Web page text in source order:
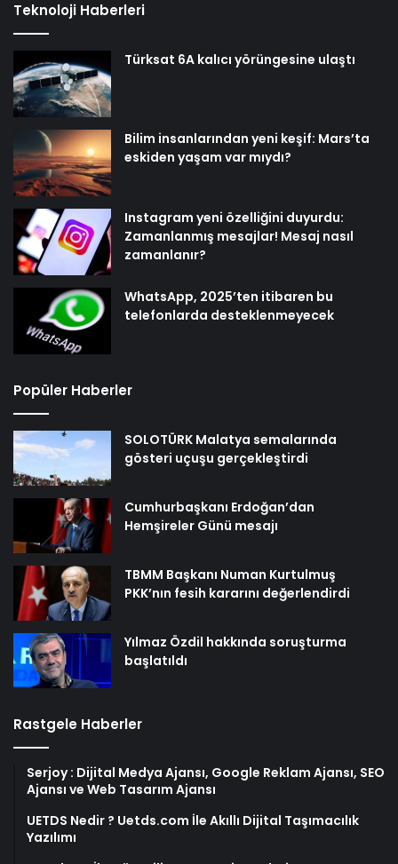
Teknoloji Haberleri
Türksat 6A kalıcı yörüngesine ulaştı
Bilim insanlarından yeni keşif: Mars’ta
eskiden yaşam var mıydı?
Instagram yeni özelliğini duyurdu:
Zamanlanmış mesajlar! Mesaj nasıl
zamanlanır?
WhatsApp, 2025’ten itibaren bu
telefonlarda desteklenmeyecek
Popüler Haberler
SOLOTÜRK Malatya semalarında
gösteri uçuşu gerçekleştirdi
Cumhurbaşkanı Erdoğan’dan
Hemşireler Günü mesajı
TBMM Başkanı Numan Kurtulmuş
PKK’nın fesih kararını değerlendirdi
Yılmaz Özdil hakkında soruşturma
başlatıldı
Rastgele Haberler
Serjoy : Dijital Medya Ajansı, Google Reklam Ajansı, SEO
Ajansı ve Web Tasarım Ajansı
UETDS Nedir ? Uetds.com İle Akıllı Dijital Taşımacılık
Yazılımı